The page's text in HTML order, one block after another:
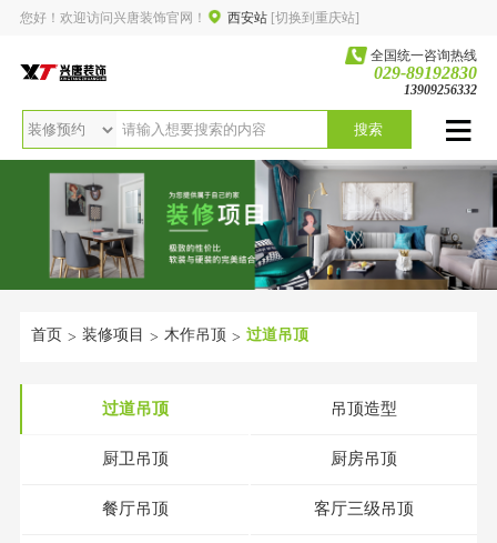
您好！欢迎访问兴唐装饰官网！ 西安站 [切换到重庆站]
全国统一咨询热线
029-89192830
13909256332
搜索
首页 > 装修项目 > 木作吊顶 > 过道吊顶
过道吊顶 吊顶造型
厨卫吊顶 厨房吊顶
餐厅吊顶 客厅三级吊顶